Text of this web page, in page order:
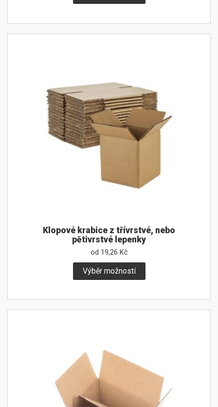
Klopové krabice z třívrstvé, nebo
pětivrstvé lepenky
od 19,26 Kč
Výběr možností